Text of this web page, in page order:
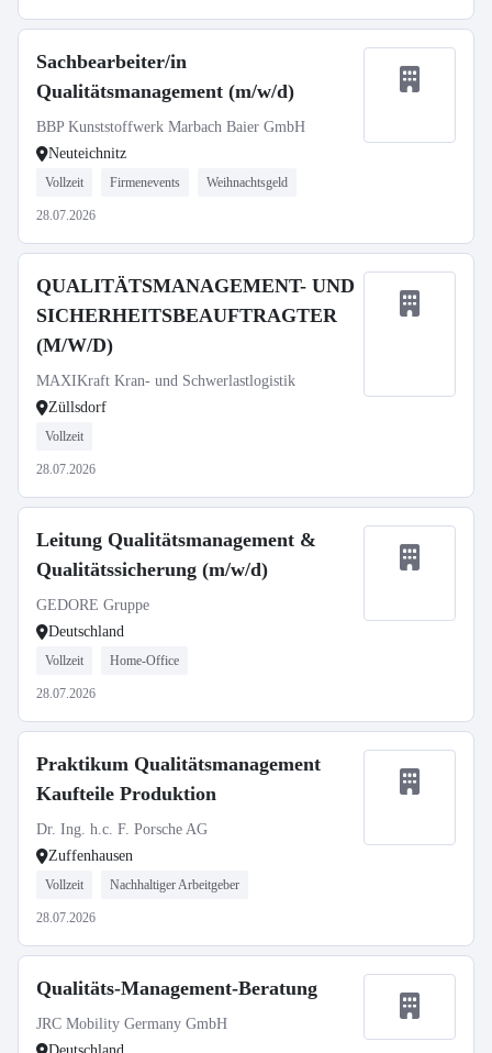
Sachbearbeiter/in
Qualitätsmanagement (m/w/d)
BBP Kunststoffwerk Marbach Baier GmbH
Neuteichnitz
Vollzeit Firmenevents Weihnachtsgeld
28.07.2026
QUALITÄTSMANAGEMENT- UND
SICHERHEITSBEAUFTRAGTER
(M/W/D)
MAXIKraft Kran- und Schwerlastlogistik
Züllsdorf
Vollzeit
28.07.2026
Leitung Qualitätsmanagement &
Qualitätssicherung (m/w/d)
GEDORE Gruppe
Deutschland
Vollzeit Home-Office
28.07.2026
Praktikum Qualitätsmanagement
Kaufteile Produktion
Dr. Ing. h.c. F. Porsche AG
Zuffenhausen
Vollzeit Nachhaltiger Arbeitgeber
28.07.2026
Qualitäts-Management-Beratung
JRC Mobility Germany GmbH